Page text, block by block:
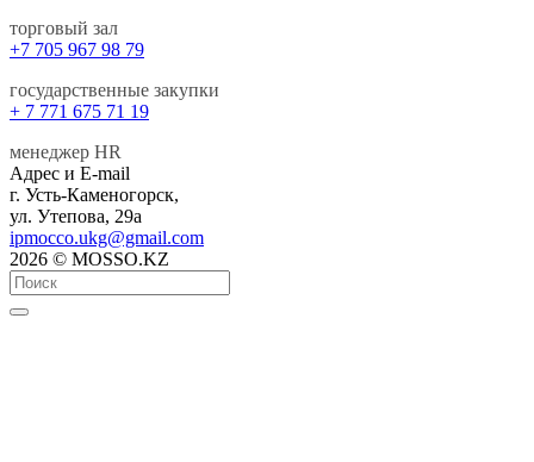
торговый зал
+7 705 967 98 79
государственные закупки
+ 7 771 675 71 19
менеджер HR
Адрес и E-mail
г. Усть-Каменогорск,
ул. Утепова, 29а
ipmocco.ukg@gmail.com
2026 © MOSSO.KZ